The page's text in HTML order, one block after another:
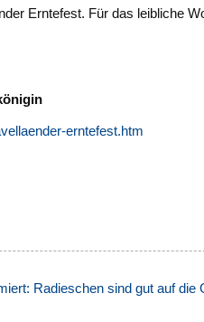
Erntefest. Für das leibliche
erntefest.htm
Radieschen sind gut auf die